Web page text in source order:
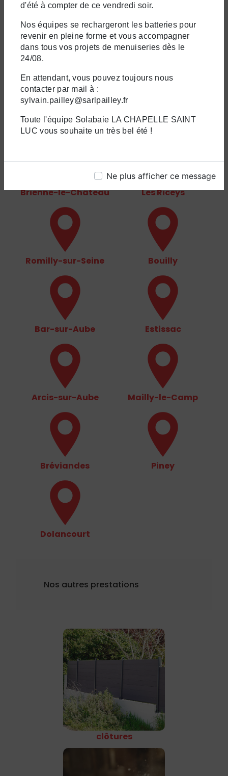
d'été à compter de ce vendredi soir.
Nos équipes se rechargeront les batteries pour
revenir en pleine forme et vous accompagner
dans tous vos projets de menuiseries dès le
24/08.
En attendant, vous pouvez toujours nous
contacter par mail à :
sylvain.pailley@sarlpailley.fr
Toute l'équipe Solabaie LA CHAPELLE SAINT
LUC vous souhaite un très bel été !
Ne plus afficher ce message
Nos interventions sur ces villes
Luc
Brienne-le-Château Les Riceys
Romilly-sur-Seine Bouilly
Bar-sur-Aube Estissac
Arcis-sur-Aube Mailly-le-Camp
Bréviandes Piney
Dolancourt
Nos autres prestations
clôtures